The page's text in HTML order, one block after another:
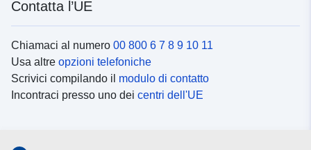
Contatta l’UE
Chiamaci al numero 00 800 6 7 8 9 10 11
Usa altre opzioni telefoniche
Scrivici compilando il modulo di contatto
Incontraci presso uno dei centri dell'UE